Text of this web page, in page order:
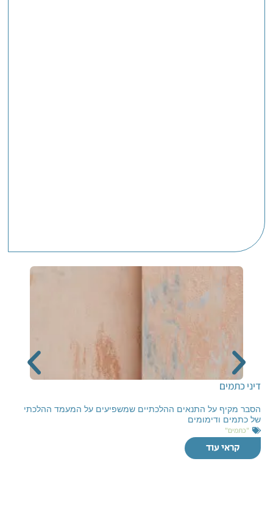
דיני כתמים
הסבר מקיף על התנאים ההלכתיים שמשפיעים על המעמד ההלכתי
של כתמים ודימומים
"כתמים"
קראי עוד